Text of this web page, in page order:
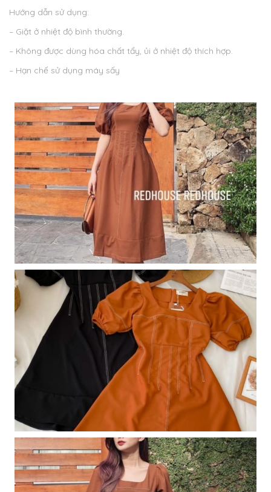
Hướng dẫn sử dụng:
– Giặt ở nhiệt độ bình thường.
– Không được dùng hóa chất tẩy, ủi ở nhiệt độ thích hợp.
– Hạn chế sử dụng máy sấy